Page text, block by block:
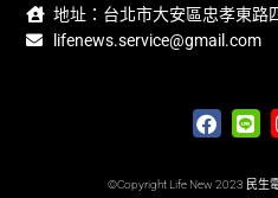
地址：台北市大安區忠孝東路
lifenews.service@gmail.com
©Copyright Life New 2023 民生